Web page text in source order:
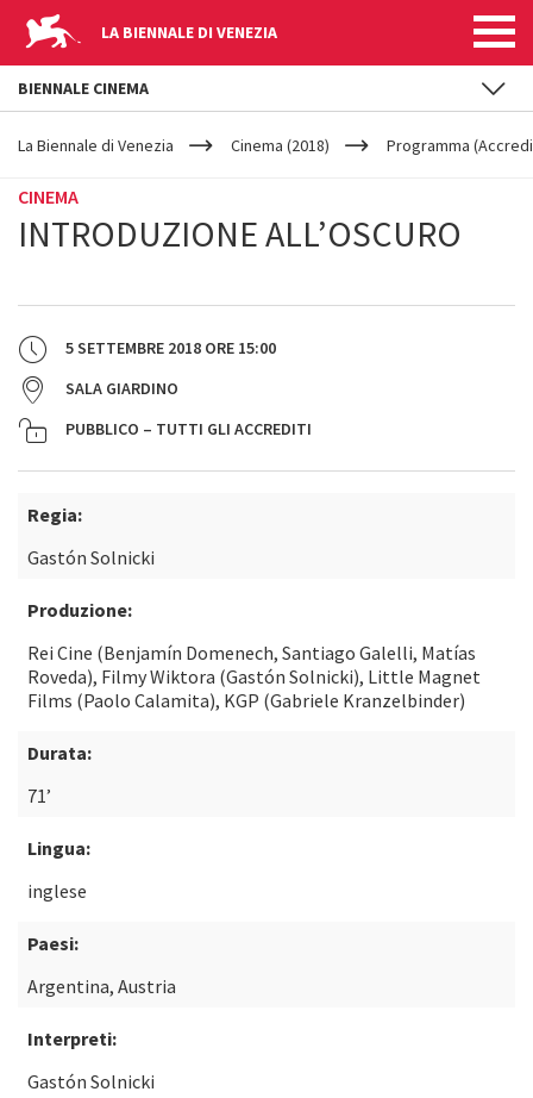
LA BIENNALE DI VENEZIA
YOUR
ARE
La Biennale di Venezia Cinema (2018) Programma
CINEMA
INTRODUZIONE ALL’OSCURO
5 SETTEMBRE 2018 ORE 15:00
SALA GIARDINO
PUBBLICO – TUTTI GLI ACCREDITI
Regia:
Gastón Solnicki
Produzione:
Rei Cine (Benjamín Domenech, Santiago Galelli, Matías
Roveda), Filmy Wiktora (Gastón Solnicki), Little Magnet
Films (Paolo Calamita), KGP (Gabriele Kranzelbinder)
Durata:
71’
Lingua:
inglese
Paesi:
Argentina, Austria
Interpreti:
Gastón Solnicki
BIENNALE CINEMA